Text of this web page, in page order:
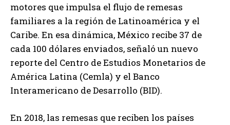
motores que impulsa el flujo de remesas
familiares a la región de Latinoamérica y el
Caribe. En esa dinámica, México recibe 37 de
cada 100 dólares enviados, señaló un nuevo
reporte del Centro de Estudios Monetarios de
América Latina (Cemla) y el Banco
Interamericano de Desarrollo (BID).
En 2018, las remesas que reciben los países